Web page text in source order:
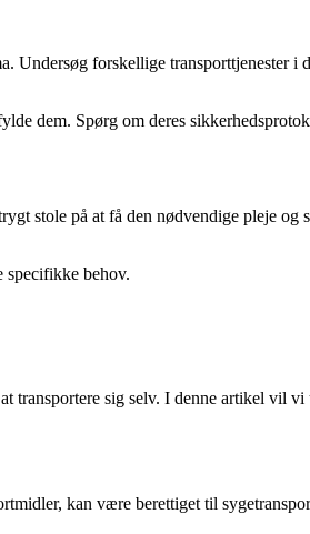
forskellige transporttjenester i
dem. Spørg om deres
stole på at få den nødvendige pleje og
specifikke behov.
transportere sig selv. I denne artikel vil
kan være berettiget til